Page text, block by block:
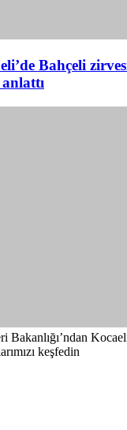
Bahçeli
anlattı
Bakanlığı’ndan
keşfedin